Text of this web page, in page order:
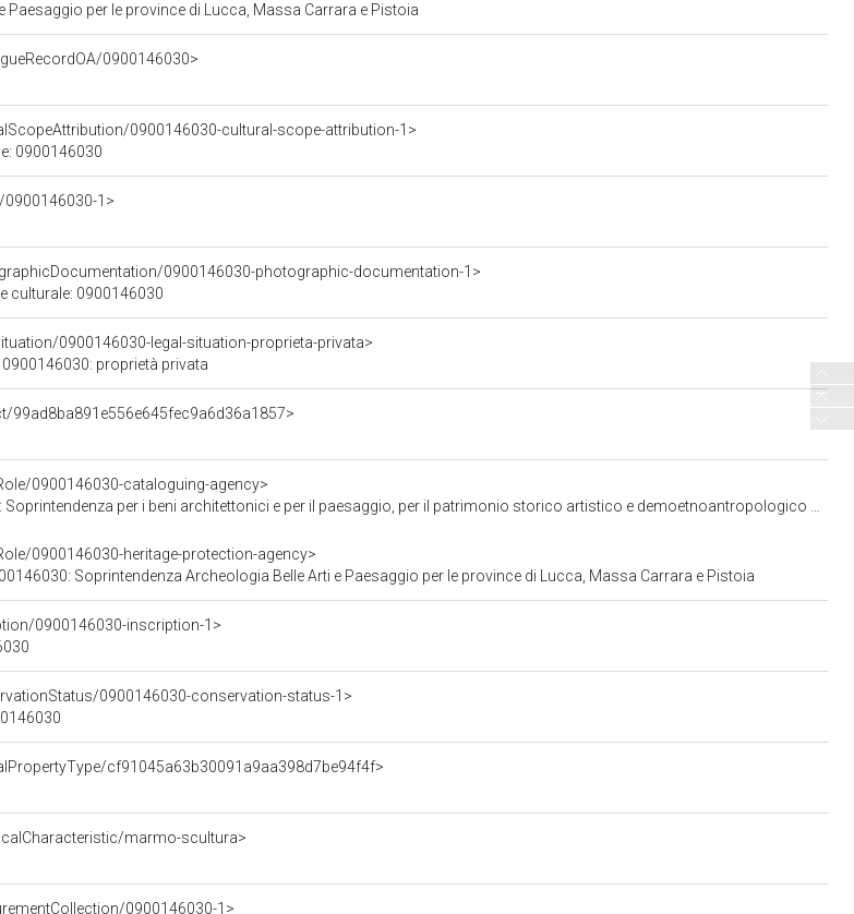
Paesaggio per le province di Lucca, Massa Carrara e Pistoia
0900146030>
0900146030-cultural-scope-attribution-1>
0900146030
1>
0900146030-photographic-documentation-1>
culturale: 0900146030
0900146030-legal-situation-proprieta-privata>
proprietà privata
0900146030-cataloguing-agency>
per i beni architettonici e per il paesaggio, per il patrimonio storico artistico e demoetnoantropologico di Pisa, Livorno, Lucca e Massa Carrara
0900146030-heritage-protection-agency>
Soprintendenza Archeologia Belle Arti e Paesaggio per le province di Lucca, Massa Carrara e Pistoia
0900146030-inscription-1>
0900146030-conservation-status-1>
cf91045a63b30091a9aa398d7be94f4f>
marmo-scultura>
0900146030-1>